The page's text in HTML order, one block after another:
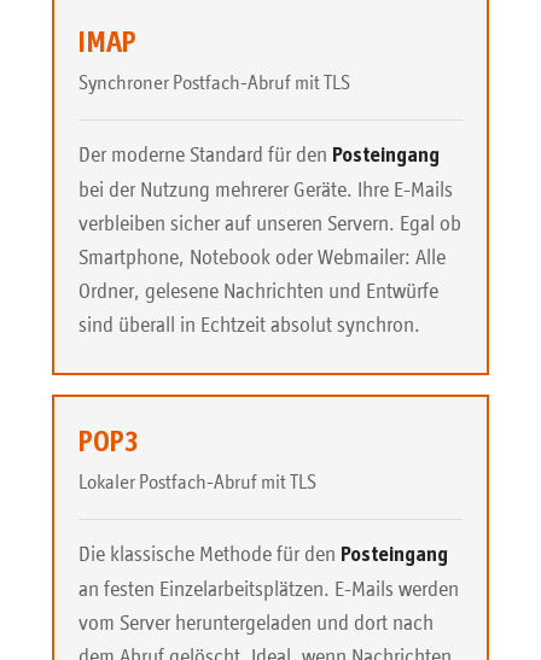
IMAP
Synchroner Postfach-Abruf mit TLS
Der moderne Standard für den Posteingang
bei der Nutzung mehrerer Geräte. Ihre E-Mails
verbleiben sicher auf unseren Servern. Egal ob
Smartphone, Notebook oder Webmailer: Alle
Ordner, gelesene Nachrichten und Entwürfe
sind überall in Echtzeit absolut synchron.
POP3
Lokaler Postfach-Abruf mit TLS
Die klassische Methode für den Posteingang
an festen Einzelarbeitsplätzen. E-Mails werden
vom Server heruntergeladen und dort nach